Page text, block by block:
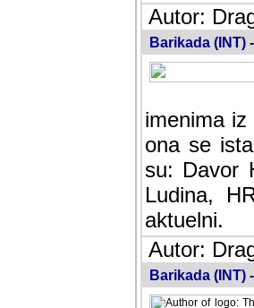
Autor:
Barikada (INT)
imenima
ona se
su: Davor
Ludina,
aktuelni.
Autor:
Barikada (INT)